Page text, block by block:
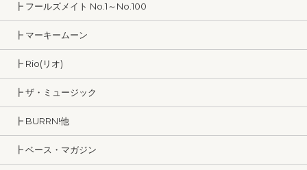
┣ フールズメイト No.1～No.100
┣ マーキームーン
┣ Rio(リオ)
┣ ザ・ミュージック
┣ BURRN!他
┣ ベース・マガジン